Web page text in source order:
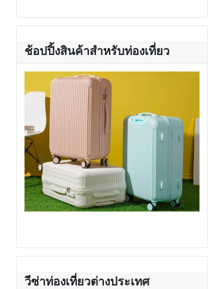
ช้อปปิ้งสินค้าสำหรับท่องเที่ยว
วีซ่าท่องเที่ยวต่างประเทศ